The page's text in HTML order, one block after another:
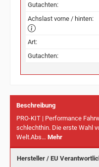
Gutachten:
Achslast vorne / hinten:
Art:
Gutachten:
Beschreibung
PRO-KIT | Performance
schlechthin. Die erste Wahl
Welt.Abs… Mehr
Hersteller / EU